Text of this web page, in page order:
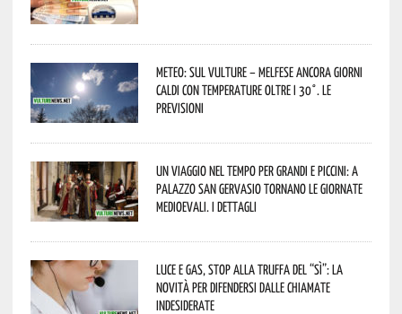
Meteo: sul Vulture – melfese ancora giorni
caldi con temperature oltre i 30°. Le
previsioni
Un viaggio nel tempo per grandi e piccini: a
Palazzo San Gervasio tornano le Giornate
Medioevali. I dettagli
Luce e gas, stop alla truffa del “Sì”: la
novità per difendersi dalle chiamate
indesiderate